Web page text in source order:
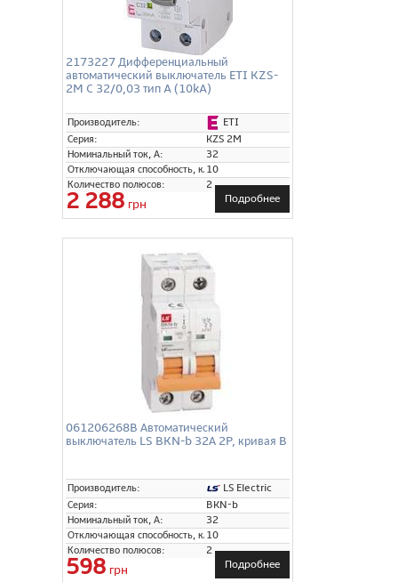
2173227 Дифференциальный
автоматический выключатель ETI KZS-
2M C 32/0,03 тип A (10kA)
Производитель:
ETI
Серия:
KZS 2M
Номинальный ток, А:
32
Отключающая способность, кА:10
Количество полюсов:
2
2 288 грн Подробнее
061206268B Автоматический
выключатель LS BKN-b 32А 2P, кривая B
Производитель:
LS Electric
Серия:
BKN-b
Номинальный ток, А:
32
Отключающая способность, кА:10
Количество полюсов:
2
598 грн Подробнее